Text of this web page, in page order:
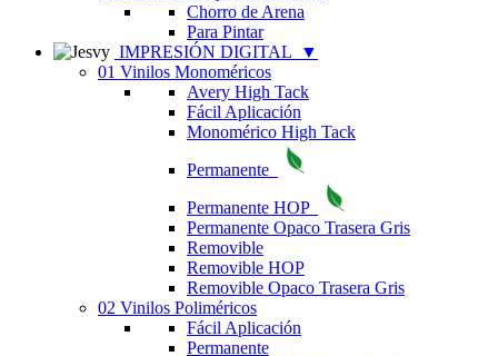
Chorro de Arena
Para Pintar
IMPRESIÓN DIGITAL
▼
01 Vinilos Monoméricos
Avery High Tack
Fácil Aplicación
Monomérico High Tack
Permanente
Permanente HOP
Permanente Opaco Trasera Gris
Removible
Removible HOP
Removible Opaco Trasera Gris
02 Vinilos Poliméricos
Fácil Aplicación
Permanente